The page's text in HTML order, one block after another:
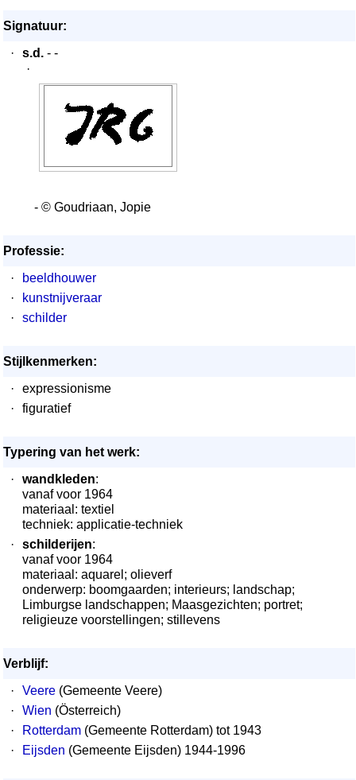
Signatuur:
·
s.d. - -
·
- © Goudriaan, Jopie
Professie:
·
beeldhouwer
·
kunstnijveraar
·
schilder
Stijlkenmerken:
·
expressionisme
·
figuratief
Typering van het werk:
·
wandkleden:
vanaf voor 1964
materiaal: textiel
techniek: applicatie-techniek
·
schilderijen:
vanaf voor 1964
materiaal: aquarel; olieverf
onderwerp: boomgaarden; interieurs; landschap;
Limburgse landschappen; Maasgezichten; portret;
religieuze voorstellingen; stillevens
Verblijf:
·
Veere (Gemeente Veere)
·
Wien (Österreich)
·
Rotterdam (Gemeente Rotterdam) tot 1943
·
Eijsden (Gemeente Eijsden) 1944-1996